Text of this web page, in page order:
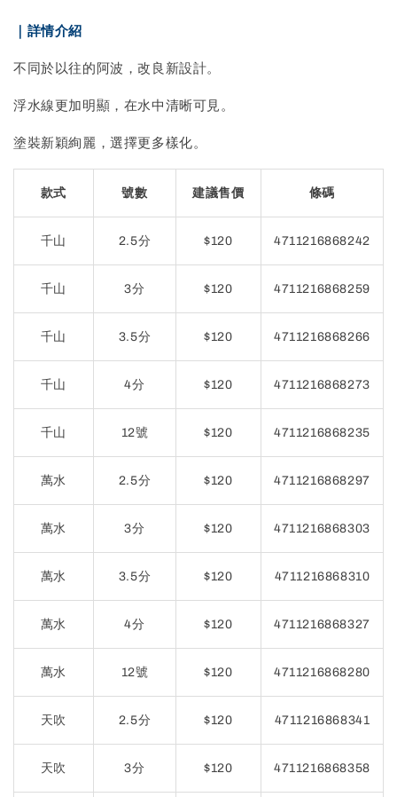
｜詳情介紹
不同於以往的阿波，改良新設計。
浮水線更加明顯，在水中清晰可見。
塗裝新穎絢麗，選擇更多樣化。
款式 號數 建議售價 條碼
千山 2.5分 $120 4711216868242
千山 3分 $120 4711216868259
千山 3.5分 $120 4711216868266
千山 4分 $120 4711216868273
千山 12號 $120 4711216868235
萬水 2.5分 $120 4711216868297
萬水 3分 $120 4711216868303
萬水 3.5分 $120 4711216868310
萬水 4分 $120 4711216868327
萬水 12號 $120 4711216868280
天吹 2.5分 $120 4711216868341
天吹 3分 $120 4711216868358